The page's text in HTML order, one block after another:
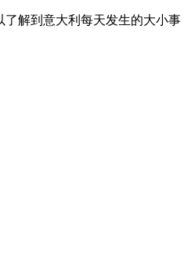
解到意大利每天发生的大小